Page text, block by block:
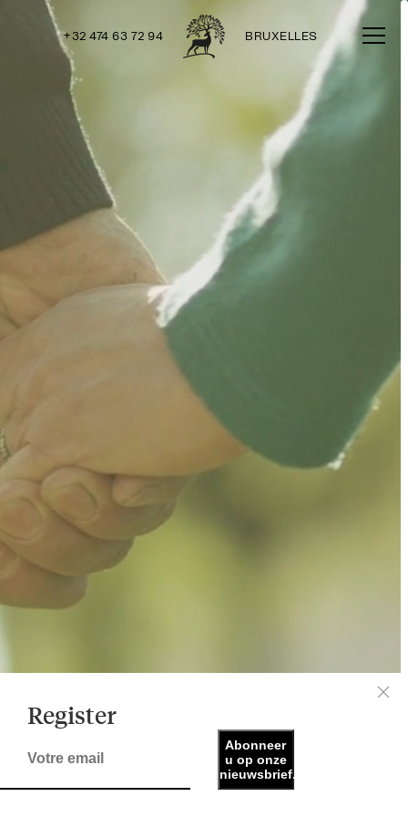
+32 474 63 72 94 BRUXELLES
Notre Site Web est en cours de construction. Une
nouvelle version, plus détaillé, sera bientôt disponible.
Register
Abonneer
u op onze
nieuwsbrief.